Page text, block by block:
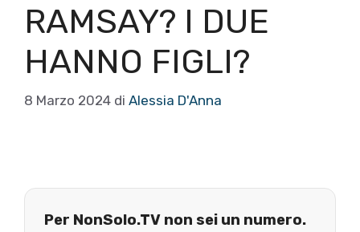
RAMSAY? I DUE
HANNO FIGLI?
8 Marzo 2024 di Alessia D'Anna
Per NonSolo.TV non sei un numero.